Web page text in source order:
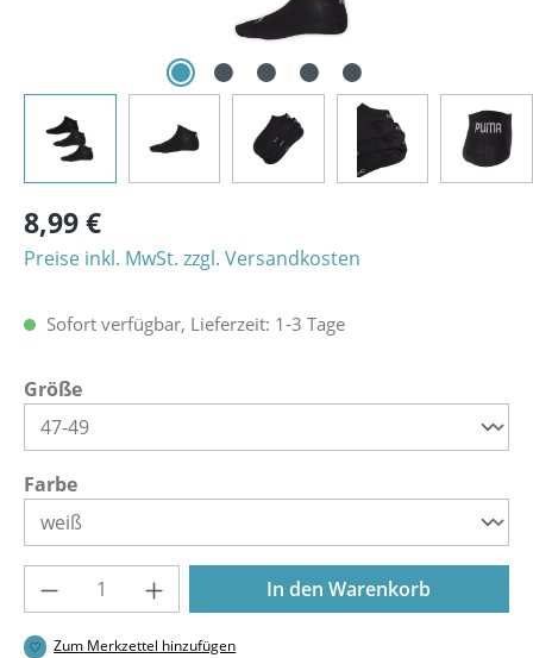
8,99 €
Preise inkl. MwSt. zzgl. Versandkosten
Sofort verfügbar, Lieferzeit: 1-3 Tage
Größeauswählen
Farbeauswählen
Produkt Anzahl: Gib den gewünschten
In den Warenkorb
Zum Merkzettel hinzufügen